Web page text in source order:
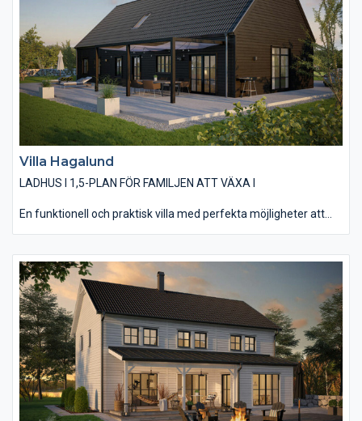
Vill ni ändra på något i planlösningen? Självklart hjälper vi er att
skapa huset så som ni vill ha det! Villa Haga passar in på många
olika tomter och i områden med lite mer moderna hus.
Villa Hagalund
LADHUS I 1,5-PLAN FÖR FAMILJEN ATT VÄXA I
En funktionell och praktisk villa med perfekta möjligheter att
så går det så klart alldeles utmärkt att köpa huset komplett
inrett, men tanken är att detta är ett hus för den lilla familjen
att kunna växa i. Köket och umgängesytorna har vackert ryggås
tak vilket ger luft och rymd till den öppna planlösningen. Njut av
årets alla årstider ute på altanen eller inomhus genom de stora
fönstren!
Ändra stilen på huset genom att byta t.ex paneltyp, fasad, färg
på fönster eller ändra takets utförande och färg.
Boyta entréplan: 138,1 m2 Boyta övre plan: 59,2 m2 (oinrett)